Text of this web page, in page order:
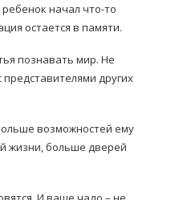
начал что-то
остается в памяти.
познавать мир. Не
других
возможностей ему
жизни, больше дверей